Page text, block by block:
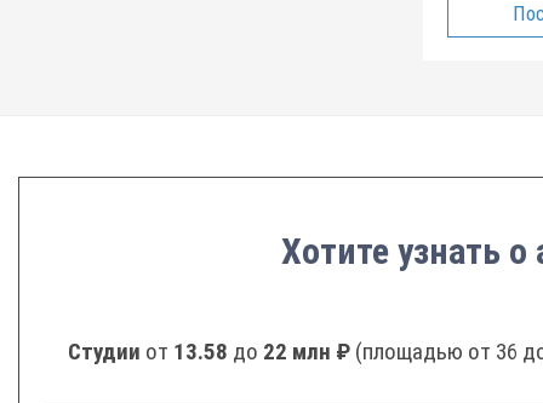
Хотите узнать
Студии от 13.58 до 22 млн ₽ (площадью от 36